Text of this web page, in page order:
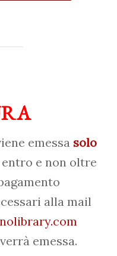
emessasolo
e non oltre
alla mail
emessa.